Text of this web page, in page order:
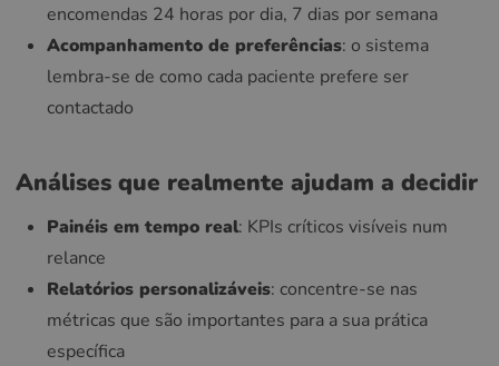
encomendas 24 horas por dia, 7 dias por semana
Acompanhamento de preferências: o sistema
lembra-se de como cada paciente prefere ser
contactado
Análises que realmente ajudam a decidir
Painéis em tempo real: KPIs críticos visíveis num
relance
Relatórios personalizáveis: concentre-se nas
métricas que são importantes para a sua prática
específica